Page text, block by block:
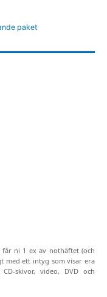
paket
ni 1 ex av nothäftet (och
med ett intyg som visar era
skivor, video, DVD och